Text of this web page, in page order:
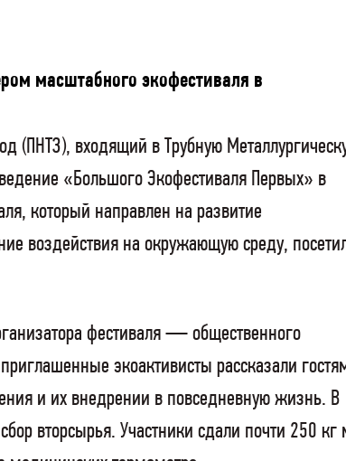
масштабного экофестиваля в
(ПНТЗ), входящий в Трубную
«Большого Экофестиваля Первых» в
который направлен на развитие
воздействия на окружающую среду,
фестиваля — общественного
экоактивисты рассказали
и их внедрении в повседневную жизнь. В
вторсырья. Участники сдали почти 250